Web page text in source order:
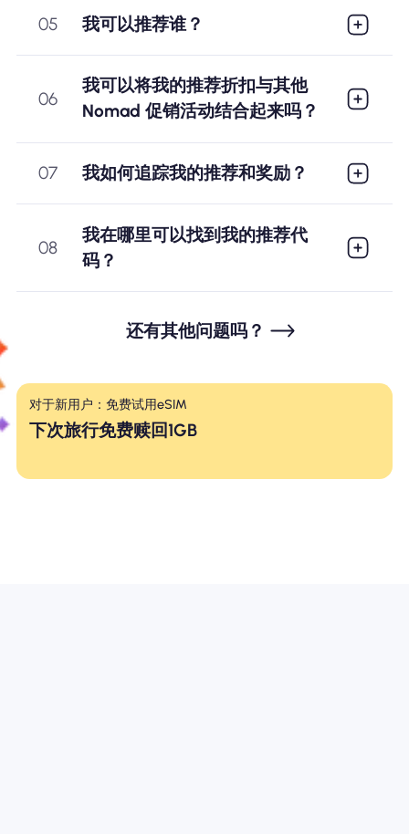
05 我可以推荐谁？
06
我可以将我的推荐折扣与其他
Nomad 促销活动结合起来吗？
07 我如何追踪我的推荐和奖励？
08
我在哪里可以找到我的推荐代
码？
还有其他问题吗？
对于新用户：免费试用eSIM
下次旅行免费赎回1GB